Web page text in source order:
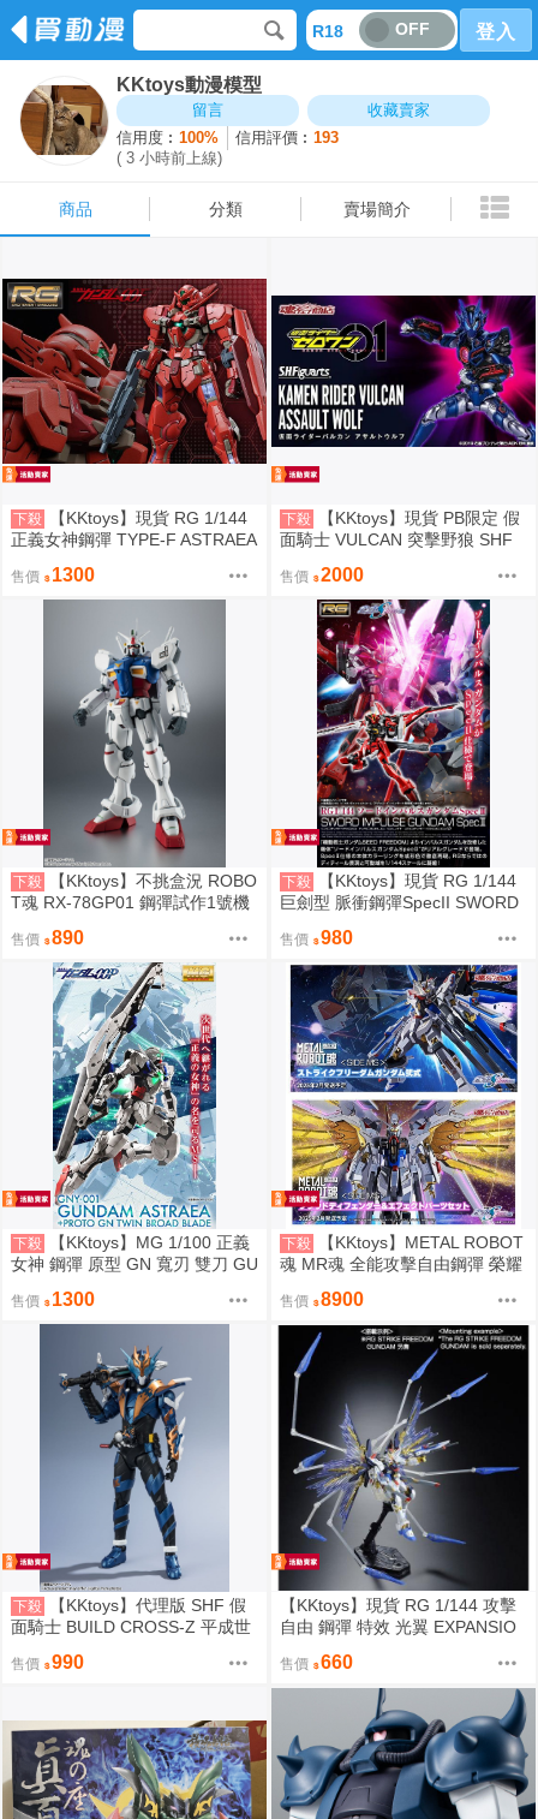
R18 OFF 登入
KKtoys動漫模型
留言
收藏賣家
信用度︰100% 信用評價︰193
( 3 小時前上線)
商品 分類 賣場簡介
下殺
【KKtoys】現貨 RG 1/144
正義女神鋼彈 TYPE-F ASTRAEA
售價 1300
下殺
【KKtoys】現貨 PB限定 假
面騎士 VULCAN 突擊野狼 SHF
LCAN ASSAULT WOLF ZERO-O
售價 2000
下殺
【KKtoys】不挑盒況 ROBO
T魂 RX-78GP01 鋼彈試作1號機
h~ R魂 0083：星塵回憶
售價 890
下殺
【KKtoys】現貨 RG 1/144
巨劍型 脈衝鋼彈SpecII SWORD
場版
售價 980
下殺
【KKtoys】MG 1/100 正義
女神 鋼彈 原型 GN 寬刃 雙刀 GU
TWIN BROAD BLADE PB 白色正
義女神
售價 1300
下殺
【KKtoys】METAL ROBOT
魂 MR魂 全能攻擊自由鋼彈 榮耀
FREEDOM
售價 8900
下殺
【KKtoys】代理版 SHF 假
面騎士 BUILD CROSS-Z 平成世
售價 990
【KKtoys】現貨 RG 1/144 攻擊
自由 鋼彈 特效 光翼 EXPANSIO
SKIES STRIKE FREEDOM 不含
本體
售價 660
商品 分類